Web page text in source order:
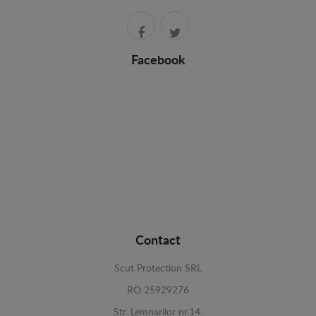
Facebook
Contact
Scut Protection SRL
RO 25929276
Str. Lemnarilor nr.14.